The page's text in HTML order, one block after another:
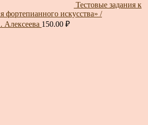
Тестовые задания к
фортепианного искусства» /
Алексеева 150.00 ₽